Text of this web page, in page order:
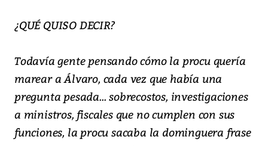
¿QUÉ QUISO DECIR?
Todavía gente pensando cómo la procu quería
marear a Álvaro, cada vez que había una
pregunta pesada... sobrecostos, investigaciones
a ministros, fiscales que no cumplen con sus
funciones, la procu sacaba la dominguera frase